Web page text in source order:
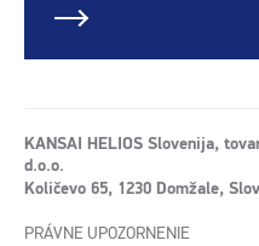
KANSAI HELIOS Slovenija,
d.o.o.
Količevo 65, 1230 Domžale,
PRÁVNE UPOZORNENIE